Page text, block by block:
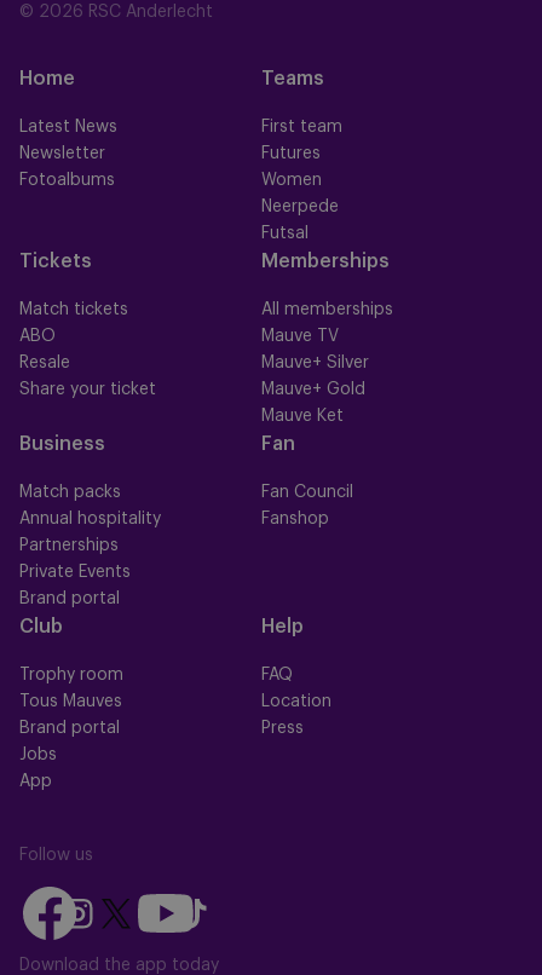
© 2026 RSC Anderlecht
Home
Latest News
Newsletter
Fotoalbums
Teams
First team
Futures
Women
Neerpede
Futsal
Tickets
Match tickets
ABO
Resale
Share your ticket
Memberships
All memberships
Mauve TV
Mauve+ Silver
Mauve+ Gold
Mauve Ket
Business
Match packs
Annual hospitality
Partnerships
Private Events
Brand portal
Fan
Fan Council
Fanshop
Club
Trophy room
Tous Mauves
Brand portal
Jobs
App
Help
FAQ
Location
Press
Follow us
Follow
us
on
Follow
us
on
Follow
on
Follow
us
on
Follow
us
on
Download the app today